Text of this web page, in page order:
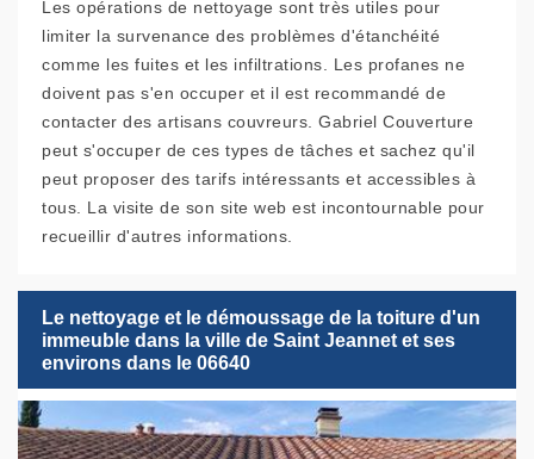
Les opérations de nettoyage sont très utiles pour
limiter la survenance des problèmes d'étanchéité
comme les fuites et les infiltrations. Les profanes ne
doivent pas s'en occuper et il est recommandé de
contacter des artisans couvreurs. Gabriel Couverture
peut s'occuper de ces types de tâches et sachez qu'il
peut proposer des tarifs intéressants et accessibles à
tous. La visite de son site web est incontournable pour
recueillir d'autres informations.
Le nettoyage et le démoussage de la toiture d'un
immeuble dans la ville de Saint Jeannet et ses
environs dans le 06640